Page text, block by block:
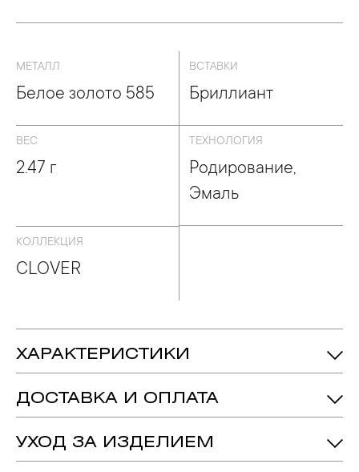
МЕТАЛЛ
Белое золото 585
ВСТАВКИ
Бриллиант
ВЕС
2.47 г
ТЕХНОЛОГИЯ
Родирование,
Эмаль
КОЛЛЕКЦИЯ
CLOVER
ХАРАКТЕРИСТИКИ
Вставка:
Бриллиант - 28, огранка «Круг-57», цвет
Металл:
ДОСТАВКА И ОПЛАТА
УХОД ЗА ИЗДЕЛИЕМ